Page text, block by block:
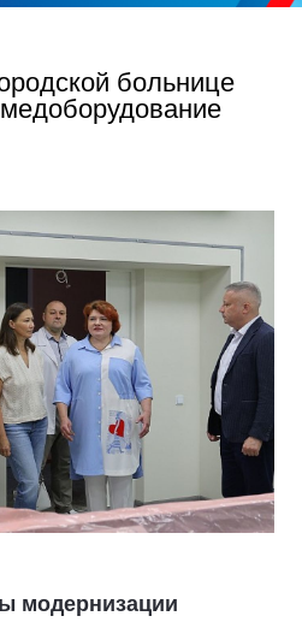
больнице
модернизации